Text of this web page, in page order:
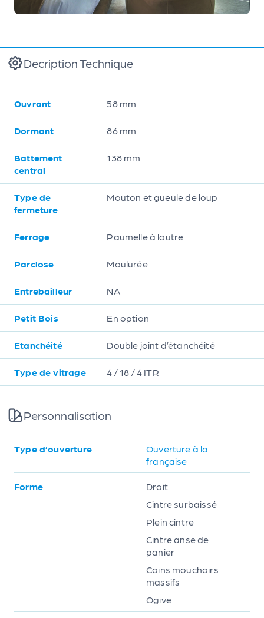
Decription Technique
Ouvrant 58 mm
Dormant 86 mm
Battement
central
138 mm
Type de
fermeture
Mouton et gueule de loup
Ferrage Paumelle à loutre
Parclose Moulurée
Entrebailleur NA
Petit Bois En option
Etanchéité Double joint d’étanchéité
Type de vitrage 4 / 18 / 4 ITR
Personnalisation
Type d’ouverture
Ouverture à la
française
Forme
Droit
Cintre surbaissé
Plein cintre
Cintre anse de
panier
Coins mouchoirs
massifs
Ogive